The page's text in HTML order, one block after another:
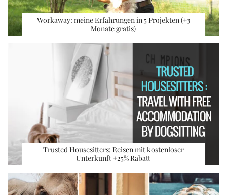
Workaway: meine Erfahrungen in 5 Projekten (+3
Monate gratis)
Trusted Housesitters: Reisen mit kostenloser
Unterkunft +25% Rabatt